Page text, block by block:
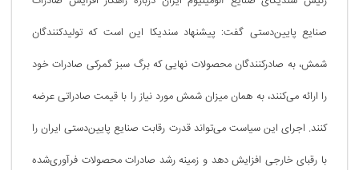
صنایع پایین‌دستی گفت: پیشنهاد سندیکا این است که تولیدکنندگان
شمش، به صادرکنندگان محصولات نهایی که برگ سبز گمرکی صادرات خود
را ارائه می‌کنند، به همان میزان شمش مورد نیاز را با قیمت صادراتی عرضه
کنند. اجرای این سیاست می‌تواند قدرت رقابت صنایع پایین‌دستی ایران را
با رقبای خارجی افزایش دهد و زمینه رشد صادرات محصولات فرآوری‌شده